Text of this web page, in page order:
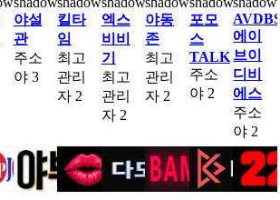
야설
관
주소
야 3
킬타
임
최고
관리
자 2
엑스
비비
기
최고
관리
자 2
야동
존
최고
관리
자 2
포모
스
TALK
주소
야 2
에이
브이
디비
에스
주소
야 2